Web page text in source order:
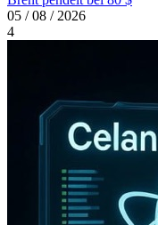
05 / 08 / 2026
4